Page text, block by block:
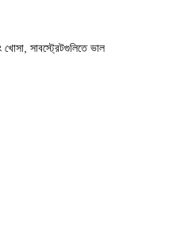
সাবস্ট্রেটগুলিতে ভাল